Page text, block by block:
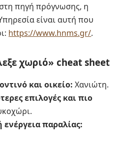
πηγή πρόγνωσης, η
είναι αυτή που
https://www.hnms.gr/.
χωριό» cheat sheet
και οικείο: Χανιώτη.
επιλογές και πιο
παραλίας: